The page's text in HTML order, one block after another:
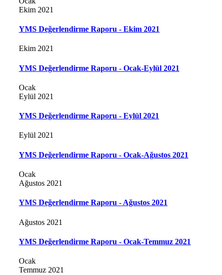
Ekim 2021
YMS Değerlendirme Raporu - Ekim 2021
Ekim 2021
YMS Değerlendirme Raporu - Ocak-Eylül 2021
Ocak
Eylül 2021
YMS Değerlendirme Raporu - Eylül 2021
Eylül 2021
YMS Değerlendirme Raporu - Ocak-Ağustos 2021
Ocak
Ağustos 2021
YMS Değerlendirme Raporu - Ağustos 2021
Ağustos 2021
YMS Değerlendirme Raporu - Ocak-Temmuz 2021
Ocak
Temmuz 2021